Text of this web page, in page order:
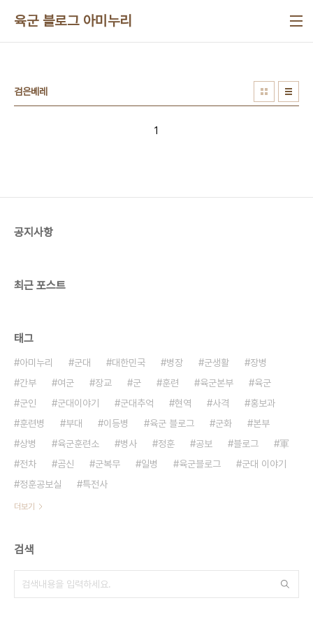
육군 블로그 아미누리
검은베레
1
공지사항
최근 포스트
태그
아미누리 군대 대한민국 병장 군생활
장병
간부
여군 장교 군 훈련 육군본부
육군
군인
군대이야기 군대추억 현역 사격
홍보과
훈련병
부대 이등병 육군 블로그 군화
본부
상병
육군훈련소 병사 정훈 공보 블로그
軍
전차
곰신 군복무 일병 육군블로그
군대 이야기
정훈공보실
특전사
더보기
검색